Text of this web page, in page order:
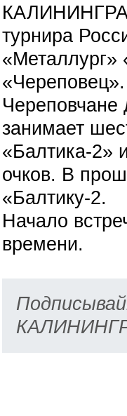
турнира
«Металлург»
«Череповец».
Череповчане
занимает
«Балтика-2»
очков. В
«Балтику-2.
Начало
времени.